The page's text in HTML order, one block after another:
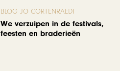
BLOG JO CORTENRAEDT
We verzuipen in de festivals,
feesten en braderieën